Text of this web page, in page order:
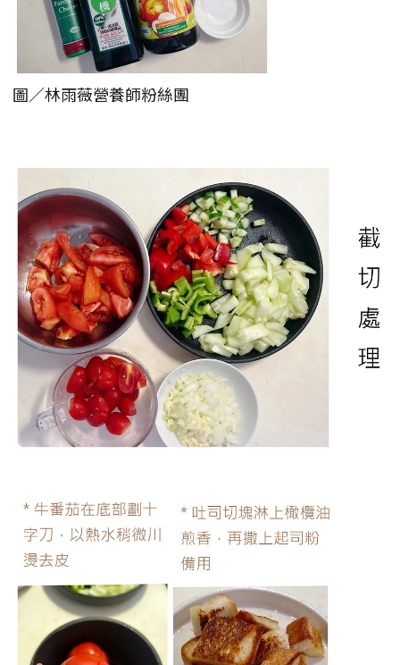
圖／林雨薇營養師粉絲團